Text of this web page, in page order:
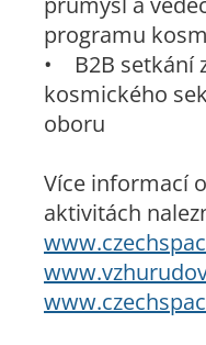
programu
• B2B setkání
kosmického
oboru
Více informací
aktivitách